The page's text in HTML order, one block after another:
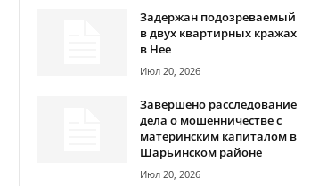
Задержан подозреваемый
в двух квартирных кражах
в Нее
Июл 20, 2026
Завершено расследование
дела о мошенничестве с
материнским капиталом в
Шарьинском районе
Июл 20, 2026